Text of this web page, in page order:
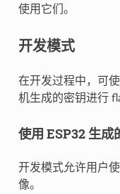
使用它们。
开发模式
在开发过程中，可
机生成的密钥进行
使用 ESP32 生成
开发模式允许用户
像。